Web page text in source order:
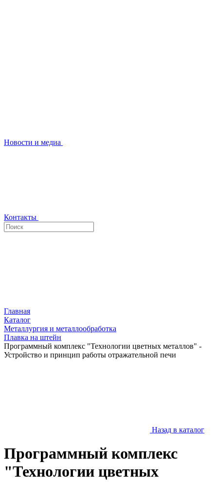
Новости и медиа
Контакты
Главная
Каталог
Металлургия и металлообработка
Плавка на штейн
Программный комплекс "Технологии цветных металлов" -
Устройство и принцип работы отражательной печи
Назад в каталог
Программный комплекс
"Технологии цветных